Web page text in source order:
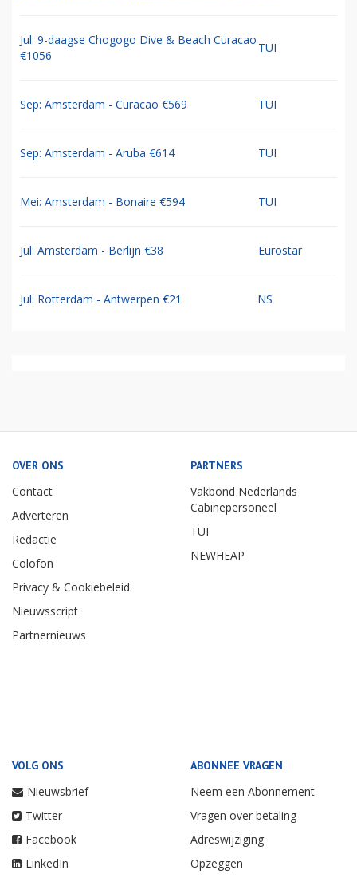
Jul: 9-daagse Chogogo Dive & Beach Curacao
€1056
TUI
Sep: Amsterdam - Curacao €569 TUI
Sep: Amsterdam - Aruba €614 TUI
Mei: Amsterdam - Bonaire €594 TUI
Jul: Amsterdam - Berlijn €38 Eurostar
Jul: Rotterdam - Antwerpen €21 NS
OVER ONS
Contact
Adverteren
Redactie
Colofon
Privacy & Cookiebeleid
Nieuwsscript
Partnernieuws
PARTNERS
Vakbond Nederlands
Cabinepersoneel
TUI
NEWHEAP
VOLG ONS
Nieuwsbrief
Twitter
Facebook
LinkedIn
ABONNEE VRAGEN
Neem een Abonnement
Vragen over betaling
Adreswijziging
Opzeggen